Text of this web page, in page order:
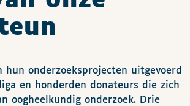
onderzoeksprojecten uitgevoerd
en honderden donateurs die zich
oogheelkundig onderzoek. Drie